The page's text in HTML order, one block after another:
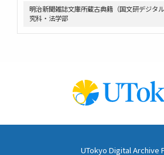
明治新聞雑誌文庫所蔵古典籍（国文研デジタ
究科・法学部
UTokyo Digital Archive